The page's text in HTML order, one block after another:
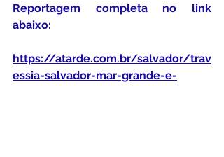
Reportagem completa no link
abaixo:
https://atarde.com.br/salvador/trav
essia-salvador-mar-grande-e-